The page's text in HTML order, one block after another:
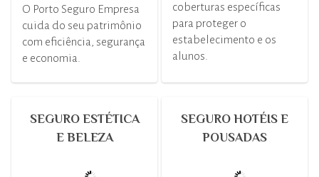
O Porto Seguro Empresa
cuida do seu patrimônio
com eficiência, segurança
e economia.
coberturas específicas
para proteger o
estabelecimento e os
alunos.
SEGURO ESTÉTICA
E BELEZA
SEGURO HOTÉIS E
POUSADAS